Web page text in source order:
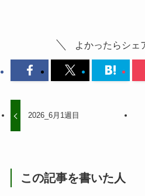
よかったらシェ
2026_6月1週目
この記事を書いた人